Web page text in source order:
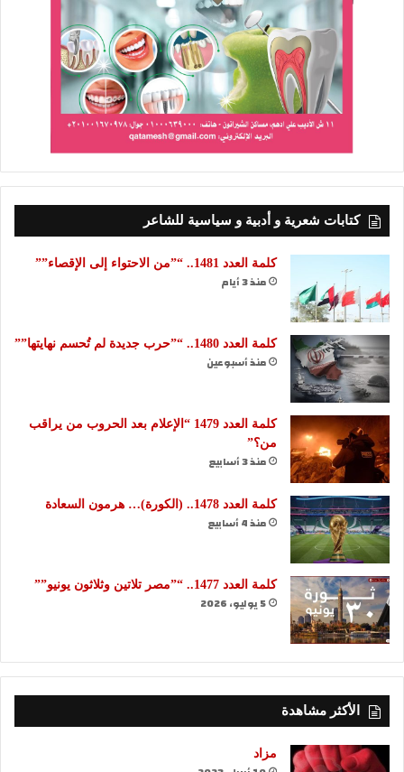
كتابات شعرية و أدبية و سياسية للشاعر
كلمة العدد 1481.. “”من الاحتواء إلى الإقصاء””
منذ 3 أيام
كلمة العدد 1480.. “”حرب جديدة لم تُحسم نهايتها””
منذ أسبوعين
كلمة العدد 1479 “الإعلام بعد الحروب من يراقب
من؟”
منذ 3 أسابيع
كلمة العدد 1478.. (الكورة)… هرمون السعادة
منذ 4 أسابيع
كلمة العدد 1477.. “”مصر تلاتين وثلاثون يونيو””
5 يوليو، 2026
الأكثر مشاهدة
مزاد